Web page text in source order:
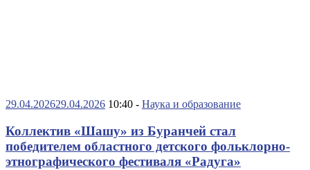
29.04.202629.04.2026 10:40 - Наука и образование
Коллектив «Шашу» из Буранчей стал
победителем областного детского фольклорно-
этнографического фестиваля «Радуга»